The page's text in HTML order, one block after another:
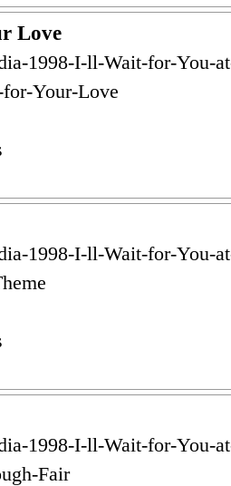
Love
1998-I-ll-Wait-for-You-
Your-Love
1998-I-ll-Wait-for-You-
1998-I-ll-Wait-for-You-
Fair